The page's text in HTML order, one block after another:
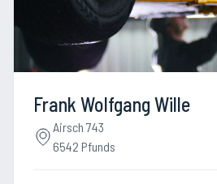
Frank Wolfgang Wille
Airsch 743
6542 Pfunds